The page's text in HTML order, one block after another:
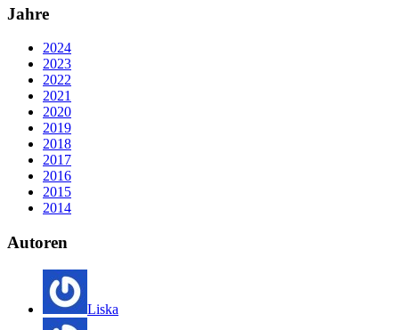
Jahre
2024
2023
2022
2021
2020
2019
2018
2017
2016
2015
2014
Autoren
Liska